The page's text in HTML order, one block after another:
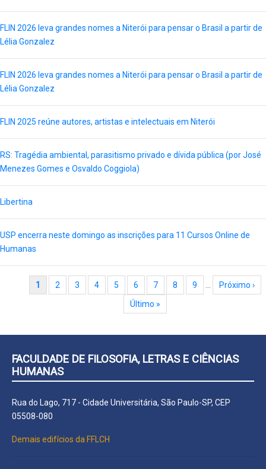
FLIN 2026 leva grandes nomes a Niterói para pensar o Brasil a partir de
Lélia Gonzalez
FLIN 2026 leva grandes nomes a Niterói para pensar o Brasil a partir de
Lélia Gonzalez
FLIN 2025 reúne autores, artistas e intelectuais em Niterói
RS: Tragédia ambiental, parasitismo privado e dívida pública (por José
Menezes Gomes e Osvaldo Coggiola)
Libertina
USP encerra neste domingo as inscrições para 11 Cursos Online de
Humanas
Paginação
Página atual
1 Page
2 Page
3 Page
4 Page
5 Page
6 Page
7 Page
8 Page
9 Próxima página
Próximo ›
Última página
Último »
FACULDADE DE FILOSOFIA, LETRAS E CIÊNCIAS
HUMANAS
Rua do Lago, 717 - Cidade Universitária, São Paulo-SP, CEP
05508-080
Demais edifícios da FFLCH